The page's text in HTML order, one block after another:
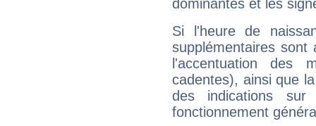
dominantes et les
Si l'heure de
supplémentaires sont
l'accentuation des
cadentes), ainsi que
des indications sur
fonctionnement